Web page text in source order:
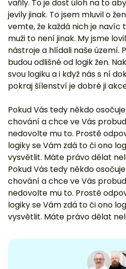
vařily. To je dost úloh na to
jevily jinak. To jsem mluvil o
vemte, že každá nich je navíc
muži to není jinak. My jsme
nástroje a hlídali naše území.
budou odlišné od logik žen.
svou logiku a i když nás s ní
pokraj šílenství je dobré ji
Pokud Vás tedy někdo
chování a chce ve Vás
nedovolte mu to. Prostě
logiky se Vám zdá to či ono
vysvětlit. Máte právo dělat
Pokud Vás tedy někdo
chování a chce ve Vás
nedovolte mu to. Prostě
logiky se Vám zdá to či ono
vysvětlit. Máte právo dělat